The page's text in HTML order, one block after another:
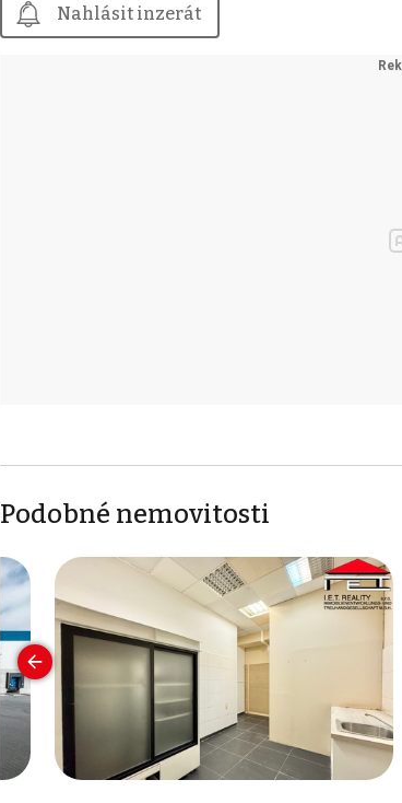
Nahlásit inzerát
Podobné nemovitosti